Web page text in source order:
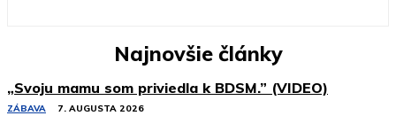
Najnovšie články
„Svoju mamu som priviedla k BDSM.” (VIDEO)
ZÁBAVA 7. AUGUSTA 2026